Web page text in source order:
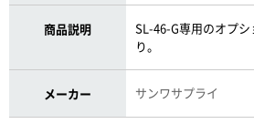
商品説明
SL-46-G専用のオプ
り。
メーカー サンワサプライ